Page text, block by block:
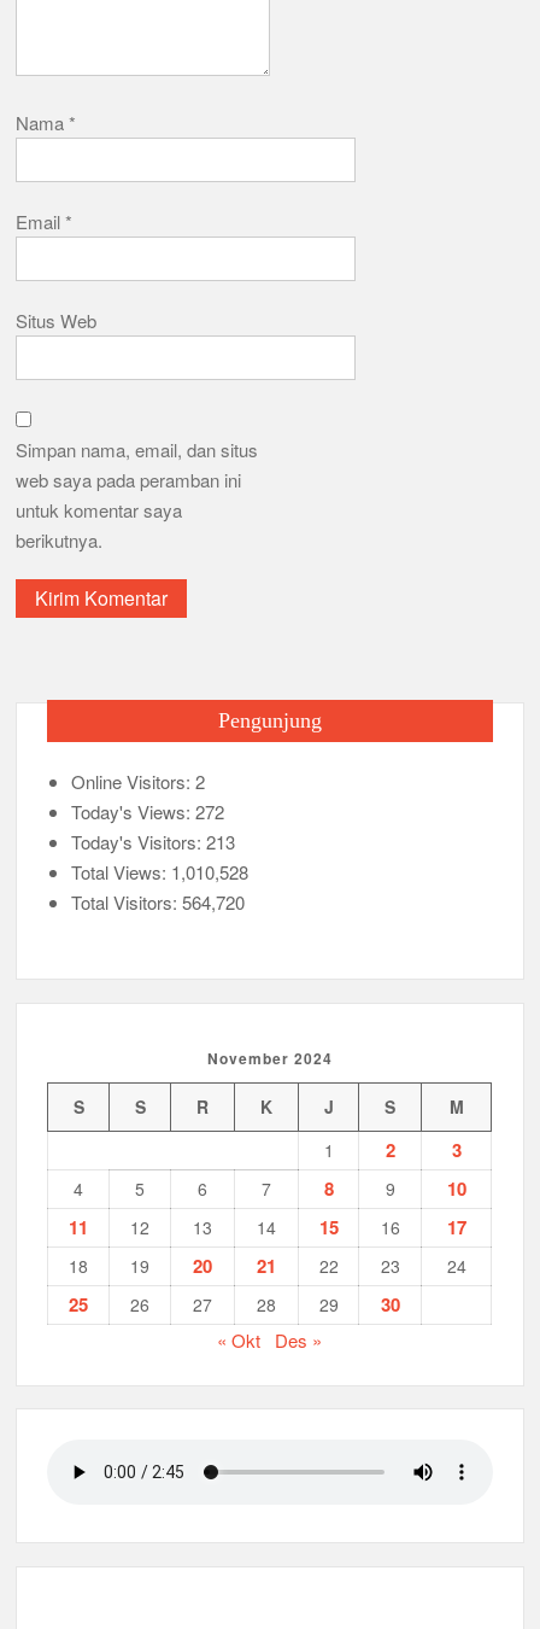
Nama*
Email*
Situs Web
Simpan nama, email, dan situs
web saya pada peramban ini
untuk komentar saya
berikutnya.
Pengunjung
Online Visitors:2
Today's Views:272
Today's Visitors:213
Total Views: 1,010,528
Total Visitors:564,720
November 2024
S S R K J S
M
1
2 3
4 5 6 7 8 9
10
11
12 13 14 15 16 17
18 19 20 21 22 23 24
25 26 27 28 29 30
« Okt Des »